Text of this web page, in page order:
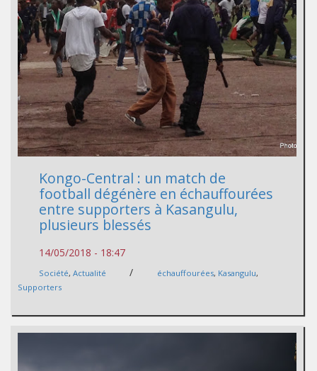
Kongo-Central : un match de
football dégénère en échauffourées
entre supporters à Kasangulu,
plusieurs blessés
14/05/2018 - 18:47
Société, Actualité / échauffourées, Kasangulu,
Supporters